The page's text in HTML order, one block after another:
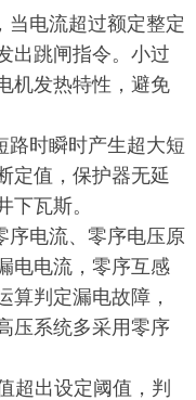
当电流超过额定整定
出跳闸指令。小过
机发热特性，避免
路时瞬时产生超大短
定值，保护器无延
下瓦斯。
序电流、零序电压原
电电流，零序互感
算判定漏电故障，
压系统多采用零序
超出设定阈值，判